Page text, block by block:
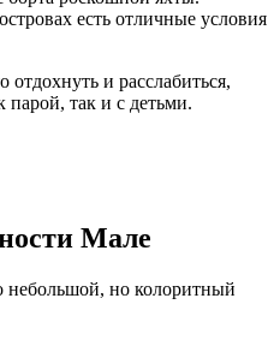
есть отличные условия
и расслабиться,
так и с детьми.
Мале
но колоритный